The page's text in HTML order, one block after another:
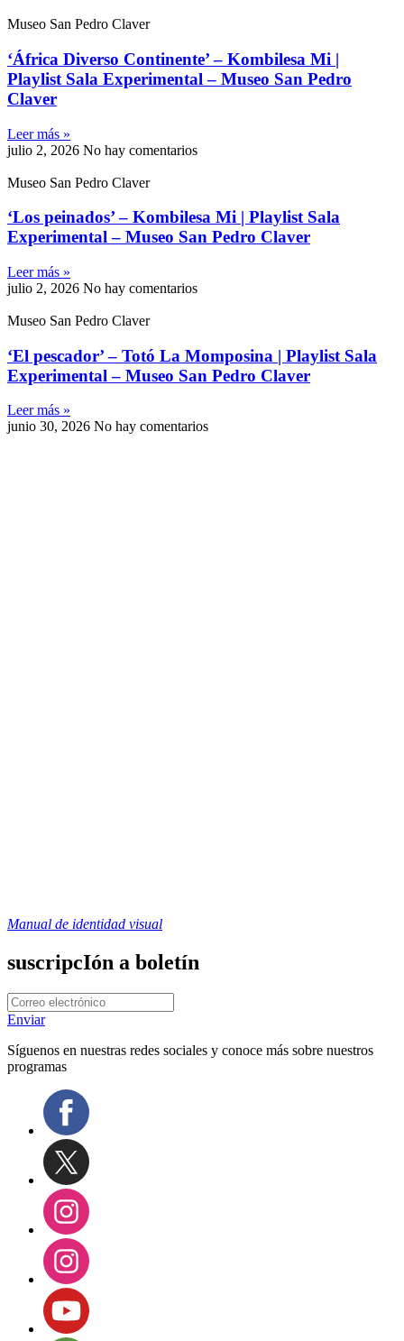
Museo San Pedro Claver
‘África Diverso Continente’ – Kombilesa Mi |
Playlist Sala Experimental – Museo San Pedro
Claver
Leer más »
julio 2, 2026 No hay comentarios
Museo San Pedro Claver
‘Los peinados’ – Kombilesa Mi | Playlist Sala
Experimental – Museo San Pedro Claver
Leer más »
julio 2, 2026 No hay comentarios
Museo San Pedro Claver
‘El pescador’ – Totó La Momposina | Playlist Sala
Experimental – Museo San Pedro Claver
Leer más »
junio 30, 2026 No hay comentarios
Manual de identidad visual
suscripcIón a boletín
Enviar
Síguenos en nuestras redes sociales y conoce más sobre nuestros
programas